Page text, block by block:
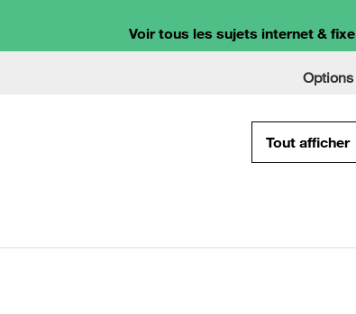
Voir tous les sujets internet & fixe
Options
Tout afficher